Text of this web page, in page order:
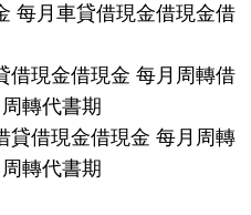
每月車貸借現金借現金借
借現金借現金 每月周轉借
轉代書期
貸借現金借現金 每月周轉
轉代書期